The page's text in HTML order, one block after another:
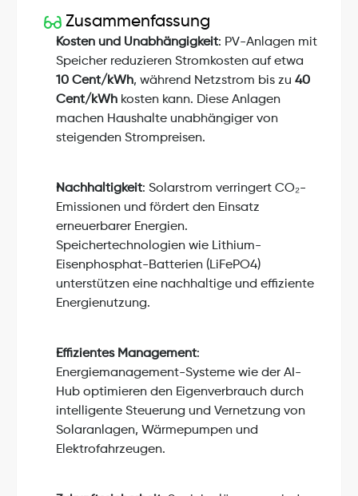
Zusammenfassung
Kosten und Unabhängigkeit: PV-Anlagen mit
10 Cent/kWh, während Netzstrom bis zu 40
Cent/kWh kosten kann. Diese Anlagen
machen Haushalte unabhängiger von
steigenden Strompreisen.
Nachhaltigkeit: Solarstrom verringert CO₂-
Emissionen und fördert den Einsatz
erneuerbarer Energien.
Speichertechnologien wie Lithium-
Eisenphosphat-Batterien (LiFePO4)
unterstützen eine nachhaltige und effiziente
Energienutzung.
Effizientes Management:
Energiemanagement-Systeme wie der AI-
Hub optimieren den Eigenverbrauch durch
intelligente Steuerung und Vernetzung von
Solaranlagen, Wärmepumpen und
Elektrofahrzeugen.